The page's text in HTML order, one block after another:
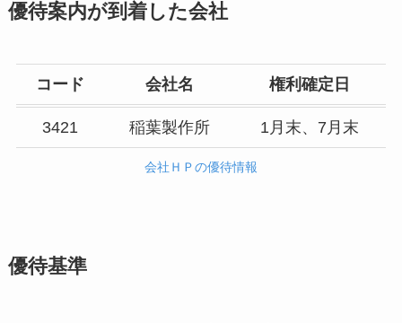
優待案内が到着した会社
コード 会社名 権利確定日
3421 稲葉製作所 1月末、7月末
会社ＨＰの優待情報
優待基準